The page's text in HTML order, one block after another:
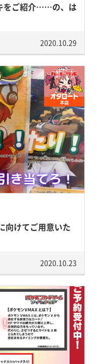
をご紹介……の、は
2020.10.29
向けてご用意いた
2020.10.23